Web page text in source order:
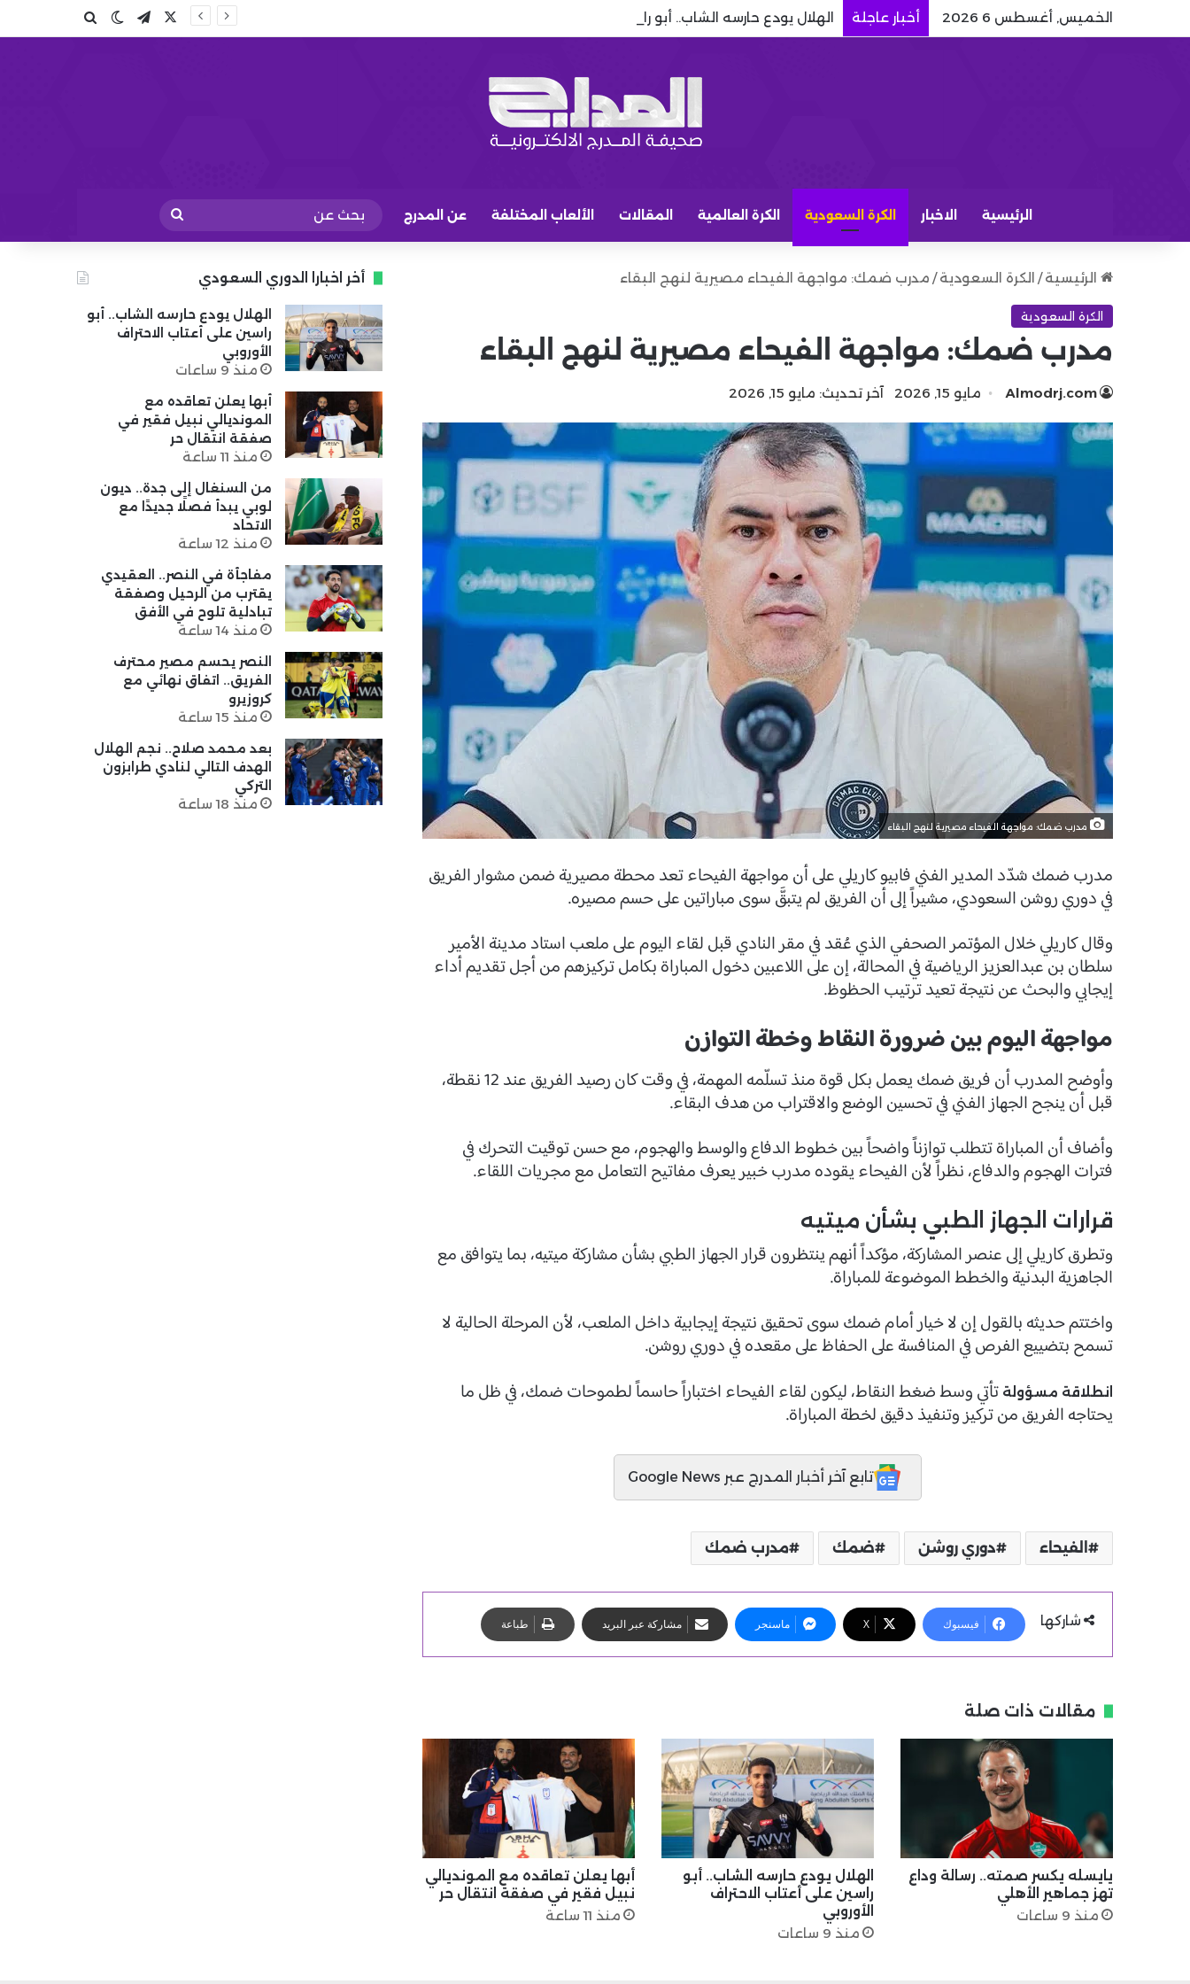
الخميس, أغسطس 6 2026 أخبار عاجلة الهلال يودع حارسه الشاب.. أبو راسين على أعتاب الاحتراف الأوروبي تيلقرامالوضع المظلم
بحث عن
الرئيسية الاخبار الكرة السعودية الكرة العالمية المقالات الألعاب المختلفة عن المدرج
بحث
عن
الرئيسية / الكرة السعودية / مدرب ضمك: مواجهة الفيحاء مصيرية لنهج البقاء
الكرة السعودية
مدرب ضمك: مواجهة الفيحاء مصيرية لنهج البقاء
Almodrj.com مايو 15, 2026 آخر تحديث: مايو 15, 2026
مدرب ضمك: مواجهة الفيحاء مصيرية لنهج البقاء
مدرب ضمك شدّد المدير الفني فابيو كاريلي على أن مواجهة الفيحاء تعد محطة مصيرية ضمن مشوار الفريق
في دوري روشن السعودي، مشيراً إلى أن الفريق لم يتبقَّ سوى مباراتين على حسم مصيره.
وقال كاريلي خلال المؤتمر الصحفي الذي عُقد في مقر النادي قبل لقاء اليوم على ملعب استاد مدينة الأمير
سلطان بن عبدالعزيز الرياضية في المحالة، إن على اللاعبين دخول المباراة بكامل تركيزهم من أجل تقديم أداء
إيجابي والبحث عن نتيجة تعيد ترتيب الحظوظ.
مواجهة اليوم بين ضرورة النقاط وخطة التوازن
وأوضح المدرب أن فريق ضمك يعمل بكل قوة منذ تسلّمه المهمة، في وقت كان رصيد الفريق عند 12 نقطة،
قبل أن ينجح الجهاز الفني في تحسين الوضع والاقتراب من هدف البقاء.
وأضاف أن المباراة تتطلب توازناً واضحاً بين خطوط الدفاع والوسط والهجوم، مع حسن توقيت التحرك في
فترات الهجوم والدفاع، نظراً لأن الفيحاء يقوده مدرب خبير يعرف مفاتيح التعامل مع مجريات اللقاء.
قرارات الجهاز الطبي بشأن ميتيه
وتطرق كاريلي إلى عنصر المشاركة، مؤكداً أنهم ينتظرون قرار الجهاز الطبي بشأن مشاركة ميتيه، بما يتوافق مع
الجاهزية البدنية والخطط الموضوعة للمباراة.
واختتم حديثه بالقول إن لا خيار أمام ضمك سوى تحقيق نتيجة إيجابية داخل الملعب، لأن المرحلة الحالية لا
تسمح بتضييع الفرص في المنافسة على الحفاظ على مقعده في دوري روشن.
انطلاقة مسؤولة تأتي وسط ضغط النقاط، ليكون لقاء الفيحاء اختباراً حاسماً لطموحات ضمك، في ظل ما
يحتاجه الفريق من تركيز وتنفيذ دقيق لخطة المباراة.
تابع آخر أخبار المدرج عبر Google News
الفيحاء دوري روشن ضمك مدرب ضمك
شاركها فيسبوك X ماسنجر مشاركة عبر البريد طباعة
مقالات ذات صلة
يايسله يكسر صمته.. رسالة وداع
تهز جماهير الأهلي
منذ 9 ساعات
الهلال يودع حارسه الشاب.. أبو
راسين على أعتاب الاحتراف
الأوروبي
منذ 9 ساعات
أبها يعلن تعاقده مع المونديالي
نبيل فقير في صفقة انتقال حر
منذ 11 ساعة
أخر اخبارا الدوري السعودي
الهلال يودع حارسه الشاب.. أبو
راسين على أعتاب الاحتراف
الأوروبي
منذ 9 ساعات
أبها يعلن تعاقده مع
المونديالي نبيل فقير في
صفقة انتقال حر
منذ 11 ساعة
من السنغال إلى جدة.. ديون
لوبي يبدأ فصلًا جديدًا مع
الاتحاد
منذ 12 ساعة
مفاجأة في النصر.. العقيدي
يقترب من الرحيل وصفقة
تبادلية تلوح في الأفق
منذ 14 ساعة
النصر يحسم مصير محترف
الفريق.. اتفاق نهائي مع
كروزيرو
منذ 15 ساعة
بعد محمد صلاح.. نجم الهلال
الهدف التالي لنادي طرابزون
التركي
منذ 18 ساعة